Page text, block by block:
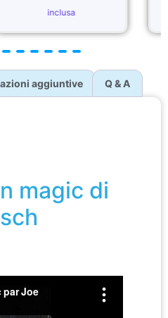
aggiuntive Q & A
magic di